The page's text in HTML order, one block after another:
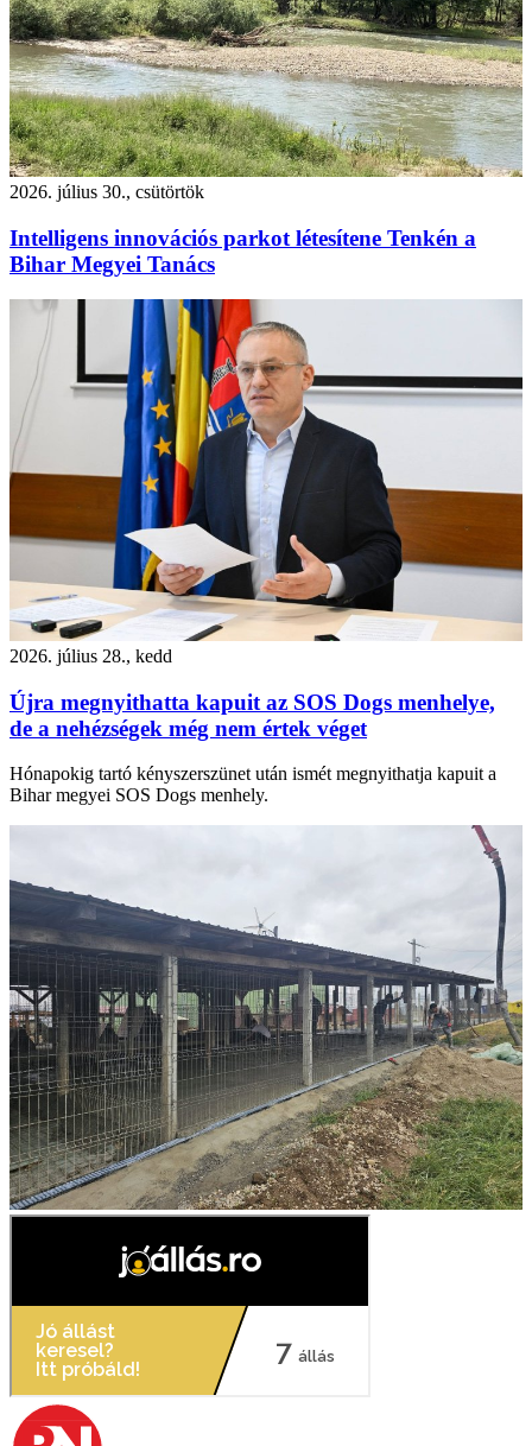
2026. július 30., csütörtök
Intelligens innovációs parkot létesítene Tenkén a
Bihar Megyei Tanács
2026. július 28., kedd
Újra megnyithatta kapuit az SOS Dogs menhelye,
de a nehézségek még nem értek véget
Hónapokig tartó kényszerszünet után ismét megnyithatja kapuit a
Bihar megyei SOS Dogs menhely.